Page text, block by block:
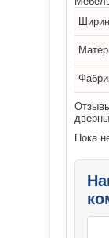
Пока